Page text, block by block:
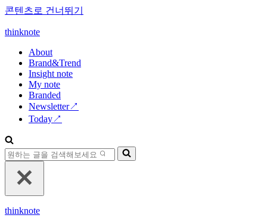
콘텐츠로 건너뛰기
thinknote
About
Brand&Trend
Insight note
My note
Branded
Newsletter↗
Today↗
다
음
검
thinknote